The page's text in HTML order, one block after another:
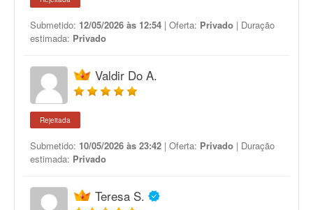
Submetido: 12/05/2026 às 12:54 | Oferta: Privado | Duração
estimada: Privado
Valdir Do A.
Rejeitada
Submetido: 10/05/2026 às 23:42 | Oferta: Privado | Duração
estimada: Privado
Teresa S.